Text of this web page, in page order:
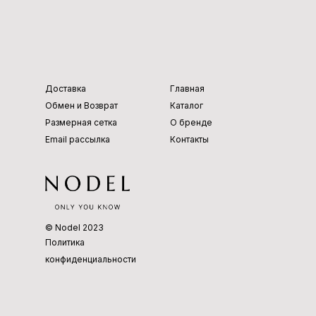
шив
кой
Главная
Каталог
О бренде
Контакты
Доставка
Обмен и Возврат
Размерная сетка
Email рассылка
© Nodel 2023
Политика
конфиденциальности